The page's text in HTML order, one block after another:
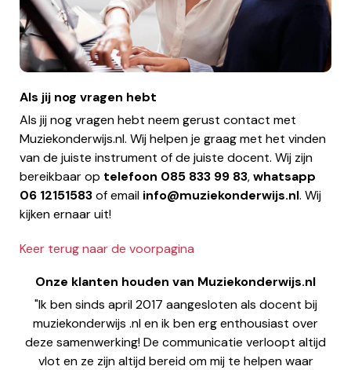
Als jij nog vragen hebt
Als jij nog vragen hebt neem gerust contact met
Muziekonderwijs.nl. Wij helpen je graag met het vinden
van de juiste instrument of de juiste docent. Wij zijn
bereikbaar op telefoon 085 833 99 83,whatsapp
06 12151583of email info@muziekonderwijs.nl. Wij
kijken ernaar uit!
Keer terug naar de voorpagina
Onze klanten houden van Muziekonderwijs.nl
"Ik ben sinds april 2017 aangesloten als docent bij
muziekonderwijs .nl en ik ben erg enthousiast over
deze samenwerking! De communicatie verloopt altijd
vlot en ze zijn altijd bereid om mij te helpen waar